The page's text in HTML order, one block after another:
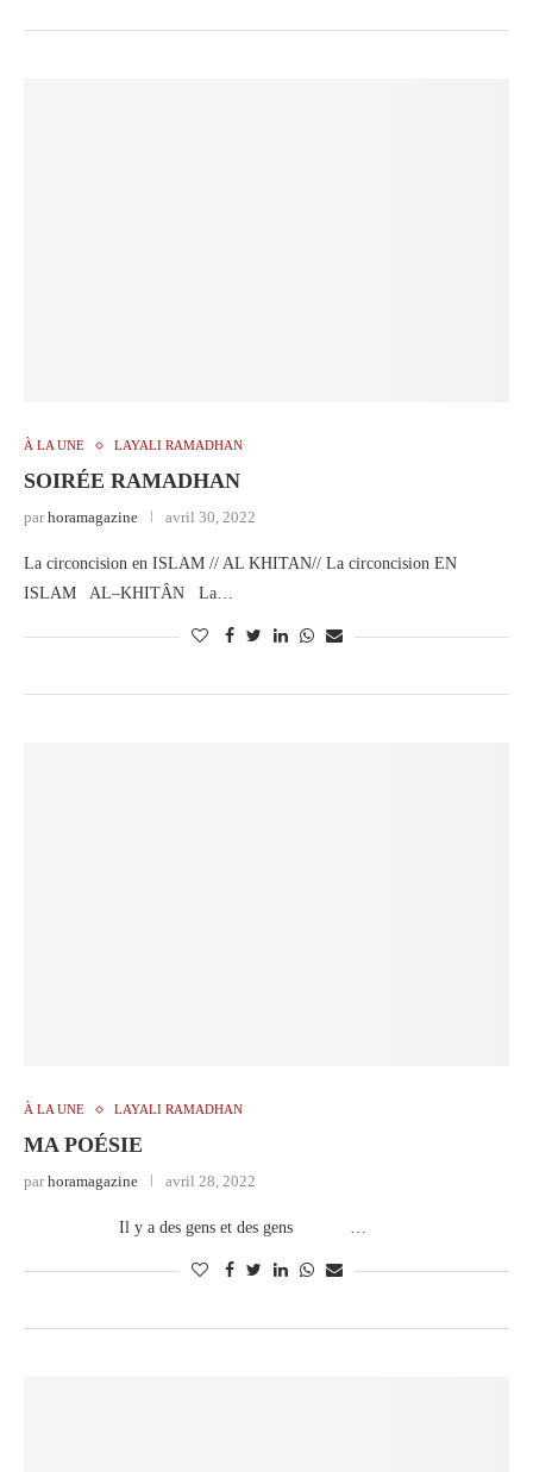
À LA UNE LAYALI RAMADHAN
SOIRÉE RAMADHAN
parhoramagazine avril 30, 2022
La circoncision en ISLAM // AL KHITAN// La circoncision EN
ISLAM AL–KHITÂN La…
À LA UNE LAYALI RAMADHAN
MA POÉSIE
parhoramagazine avril 28, 2022
Il y a des gens et des gens …